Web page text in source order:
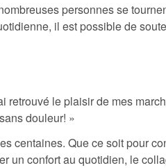
personnes se
il est possible de
retrouvé le plaisir de mes
douleur! »
centaines. Que ce soit pour
un confort au quotidien, le